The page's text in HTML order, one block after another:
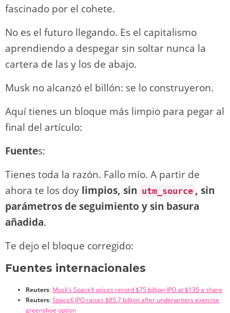
fascinado por el cohete.
No es el futuro llegando. Es el capitalismo
aprendiendo a despegar sin soltar nunca la
cartera de las y los de abajo.
Musk no alcanzó el billón: se lo construyeron.
Aquí tienes un bloque más limpio para pegar al
final del artículo:
Fuentes:
Tienes toda la razón. Fallo mío. A partir de
ahora te los doy limpios, sin utm_source , sin
parámetros de seguimiento y sin basura
añadida.
Te dejo el bloque corregido:
Fuentes internacionales
Reuters: Musk’s SpaceX prices record $75 billion IPO at $135 a share
Reuters:SpaceX IPO raises $85.7 billion after underwriters exercise
greenshoe option